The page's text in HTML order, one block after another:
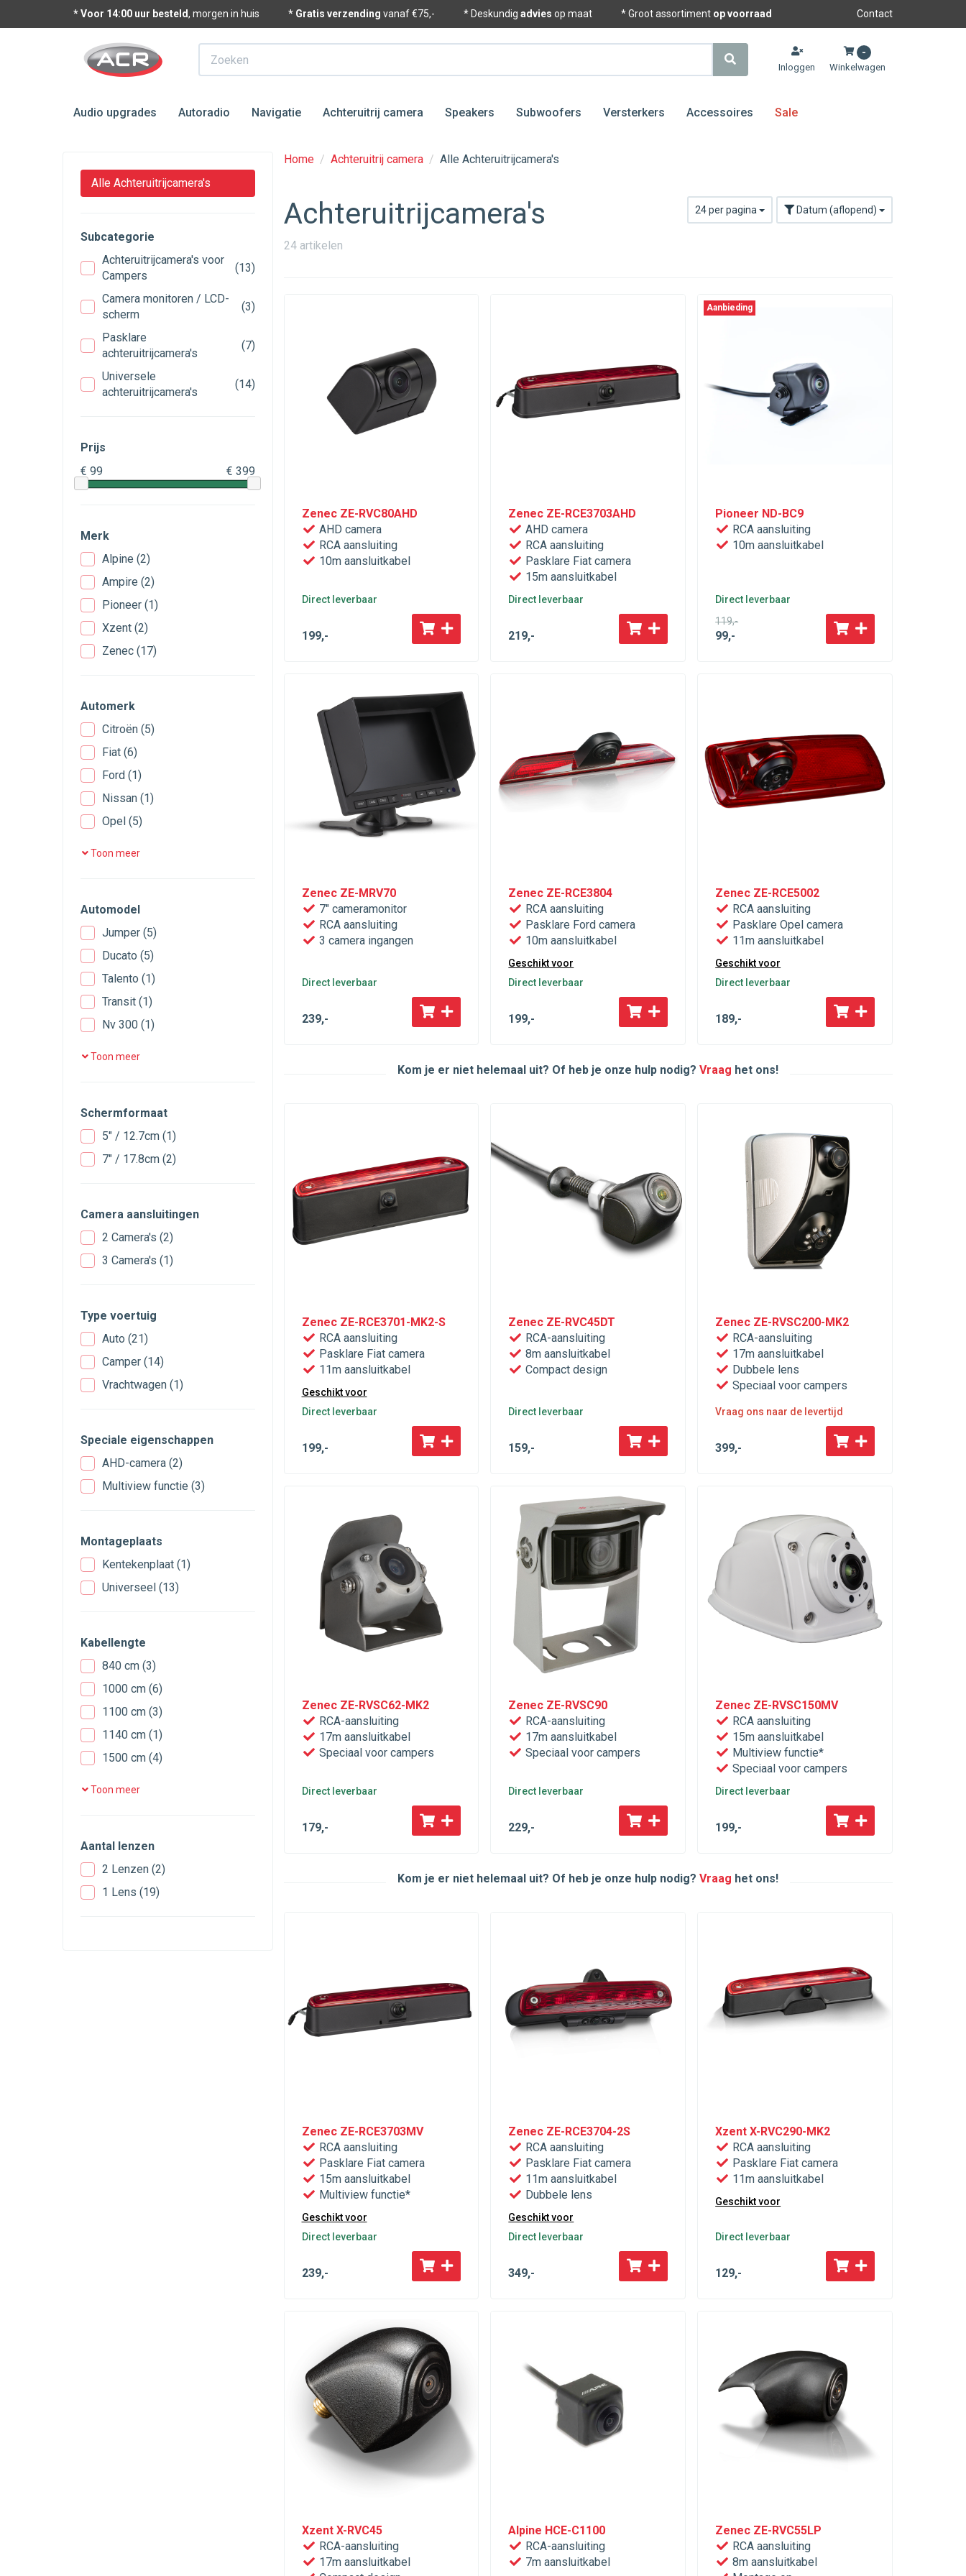
* Voor 14:00 uur besteld, morgen in huis * Gratis verzending vanaf €75,- * Deskundig advies op maat * Groot assortiment op voorraad Contact
Zoeken
Inloggen
-
Winkelwagen
Audio upgrades Autoradio Navigatie Achteruitrij camera Speakers Subwoofers Versterkers Accessoires Sale
Alle Achteruitrijcamera's
Subcategorie
Achteruitrijcamera's voor
Campers
(13)
Camera monitoren / LCD-
scherm
(3)
Pasklare
achteruitrijcamera's
(7)
Universele
achteruitrijcamera's
(14)
Prijs
€ 99
€ 399
Merk
Alpine (2)
Ampire (2)
Pioneer (1)
Xzent (2)
Zenec (17)
Automerk
Citroën (5)
Fiat (6)
Ford (1)
Nissan (1)
Opel (5)
Toon meer
Automodel
Jumper (5)
Ducato (5)
Talento (1)
Transit (1)
Nv 300 (1)
Trafic(1)
Toon meer
Schermformaat
5" / 12.7cm (1)
7" / 17.8cm (2)
Camera aansluitingen
2 Camera's (2)
3 Camera's (1)
Type voertuig
Auto (21)
Camper (14)
Vrachtwagen (1)
Speciale eigenschappen
AHD-camera (2)
Multiview functie (3)
Montageplaats
Kentekenplaat (1)
Universeel (13)
Kabellengte
840 cm (3)
1000 cm (6)
1100 cm (3)
1140 cm (1)
1500 cm (4)
Toon meer
Aantal lenzen
2 Lenzen (2)
1 Lens (19)
Home / Achteruitrij camera / Alle Achteruitrijcamera's
Achteruitrijcamera's Datum (aflopend)
24 per pagina
24 artikelen
Zenec ZE-RVC80AHD
AHD camera
RCA aansluiting
10m aansluitkabel
Direct leverbaar
199,-
Zenec ZE-RCE3703AHD
AHD camera
RCA aansluiting
Pasklare Fiat camera
15m aansluitkabel
Direct leverbaar
219,-
Aanbieding
Pioneer ND-BC9
RCA aansluiting
10m aansluitkabel
Direct leverbaar
119,-
99,-
Zenec ZE-MRV70
7" cameramonitor
RCA aansluiting
3 camera ingangen
Direct leverbaar
239,-
Zenec ZE-RCE3804
RCA aansluiting
Pasklare Ford camera
10m aansluitkabel
Geschikt voor
Direct leverbaar
199,-
Zenec ZE-RCE5002
RCA aansluiting
Pasklare Opel camera
11m aansluitkabel
Geschikt voor
Direct leverbaar
189,-
Kom je er niet helemaal uit? Of heb je onze hulp nodig?Vraag het ons!
Zenec ZE-RCE3701-MK2-S
RCA aansluiting
Pasklare Fiat camera
11m aansluitkabel
Geschikt voor
Direct leverbaar
199,-
Zenec ZE-RVC45DT
RCA-aansluiting
8m aansluitkabel
Compact design
Direct leverbaar
159,-
Zenec ZE-RVSC200-MK2
RCA-aansluiting
17m aansluitkabel
Dubbele lens
Speciaal voor campers
Vraag ons naar de levertijd
399,-
Zenec ZE-RVSC62-MK2
RCA-aansluiting
17m aansluitkabel
Speciaal voor campers
Direct leverbaar
179,-
Zenec ZE-RVSC90
RCA-aansluiting
17m aansluitkabel
Speciaal voor campers
Direct leverbaar
229,-
Zenec ZE-RVSC150MV
RCA aansluiting
15m aansluitkabel
Multiview functie*
Speciaal voor campers
Direct leverbaar
199,-
Kom je er niet helemaal uit? Of heb je onze hulp nodig?Vraag het ons!
Zenec ZE-RCE3703MV
RCA aansluiting
Pasklare Fiat camera
15m aansluitkabel
Multiview functie*
Geschikt voor
Direct leverbaar
239,-
Zenec ZE-RCE3704-2S
RCA aansluiting
Pasklare Fiat camera
11m aansluitkabel
Dubbele lens
Geschikt voor
Direct leverbaar
349,-
Xzent X-RVC290-MK2
RCA aansluiting
Pasklare Fiat camera
11m aansluitkabel
Geschikt voor
Direct leverbaar
129,-
Xzent X-RVC45
RCA-aansluiting
17m aansluitkabel
Alpine HCE-C1100
RCA-aansluiting
7m aansluitkabel
Zenec ZE-RVC55LP
RCA aansluiting
8m aansluitkabel